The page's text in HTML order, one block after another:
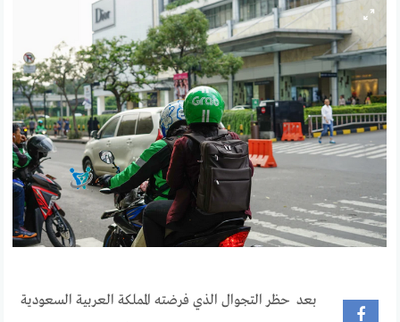
بعد حظر التجوال الذي فرضته المملكة العربية السعودية